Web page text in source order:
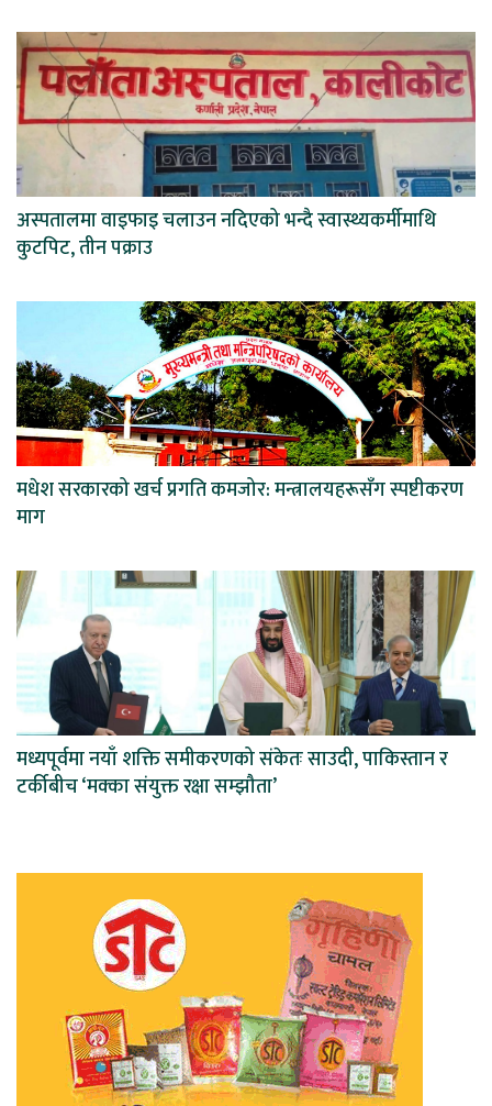
अस्पतालमा वाइफाइ चलाउन नदिएको भन्दै स्वास्थ्यकर्मीमाथि
कुटपिट, तीन पक्राउ
मधेश सरकारको खर्च प्रगति कमजोर: मन्त्रालयहरूसँग स्पष्टीकरण
माग
मध्यपूर्वमा नयाँ शक्ति समीकरणको संकेतः साउदी, पाकिस्तान र
टर्कीबीच ‘मक्का संयुक्त रक्षा सम्झौता’